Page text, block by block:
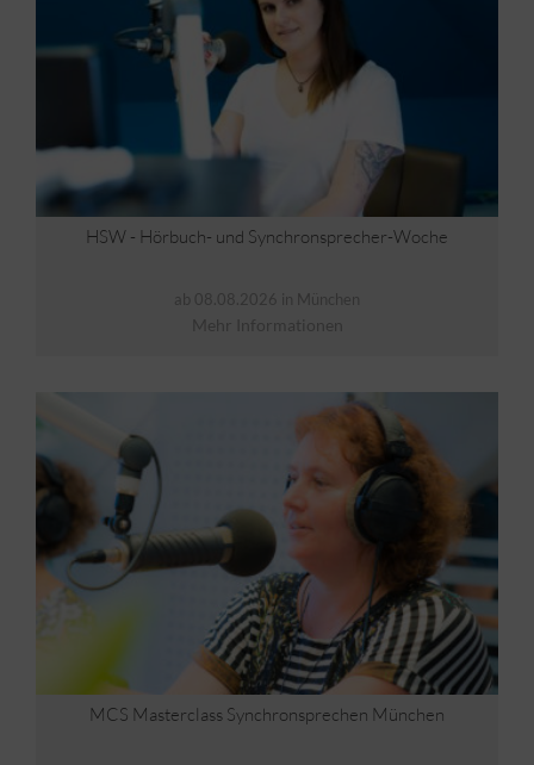
HSW - Hörbuch- und Synchronsprecher-Woche
ab 08.08.2026 in München
Mehr Informationen
MCS Masterclass Synchronsprechen München